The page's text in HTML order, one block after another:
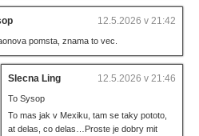
12.5.2026 v 21:42
pomsta, znama to vec.
Slecna Ling 12.5.2026 v 21:46
To Sysop
To mas jak v Mexiku, tam se taky pototo,
at delas, co delas…Proste je dobry mit